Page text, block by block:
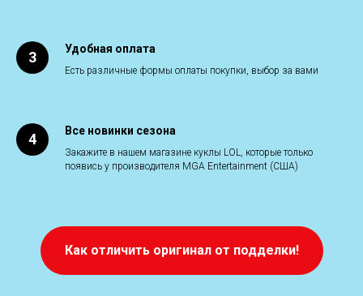
Удобная оплата
Есть различные формы оплаты покупки, выбор за вами
Все новинки сезона
Закажите в нашем магазине куклы LOL, которые только
появись у производителя MGA Entertainment (США)
Как отличить оригинал от подделки!